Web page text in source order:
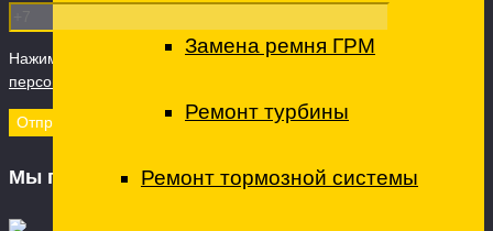
Замена ремня ГРМ
Ремонт турбины
Ремонт тормозной системы
Нажимая кнопку "Отправить" вы даете Согласие на
персональных данных
Мы принимаем